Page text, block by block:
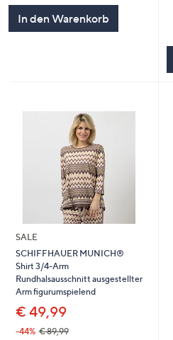
In den Warenkorb
SALE
SCHIFFHAUER MUNICH®
Shirt 3/4-Arm
Rundhalsausschnitt ausgestellter
Arm figurumspielend
€ 49,99
-44% € 89,99